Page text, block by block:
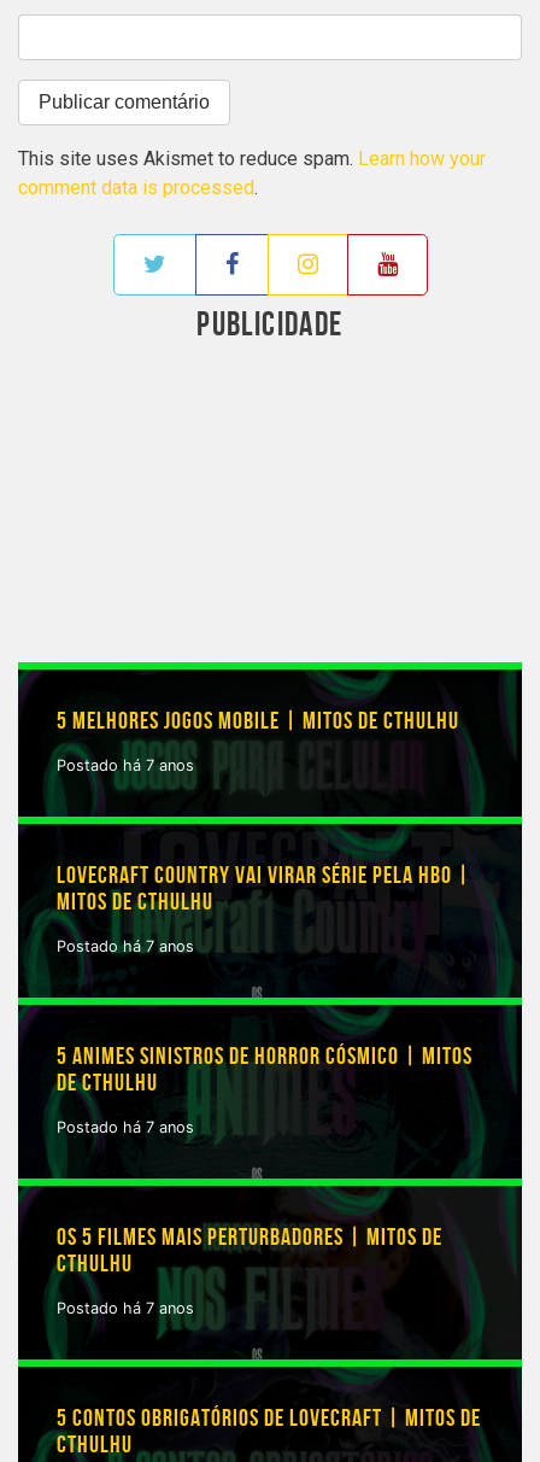
This site uses Akismet to reduce spam. Learn how your
comment data is processed.
PUBLICIDADE
5 MELHORES JOGOS MOBILE | MITOS DE CTHULHU
Postado há 7 anos
LOVECRAFT COUNTRY VAI VIRAR SÉRIE PELA HBO |
MITOS DE CTHULHU
Postado há 7 anos
5 ANIMES SINISTROS DE HORROR CÓSMICO | MITOS
DE CTHULHU
Postado há 7 anos
OS 5 FILMES MAIS PERTURBADORES | MITOS DE
CTHULHU
Postado há 7 anos
5 CONTOS OBRIGATÓRIOS DE LOVECRAFT | MITOS DE
CTHULHU